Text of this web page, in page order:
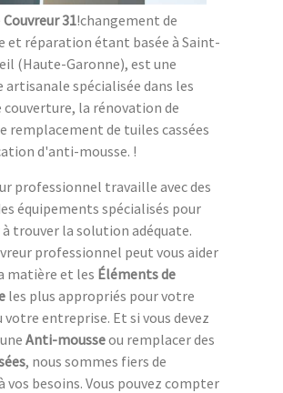
Couvreur 31!changement de
et réparation étant basée à Saint-
(Haute-Garonne), est une
spécialisée dans les
couverture, la rénovation de
remplacement de tuiles cassées
d'anti-mousse. !
professionnel travaille avec des
équipements spécialisés pour
à trouver la solution adéquate.
professionnel peut vous aider
matière et les Éléments de
les plus appropriés pour votre
votre entreprise. Et si vous devez
Anti-mousseou remplacer des
, nous sommes fiers de
vos besoins. Vous pouvez compter